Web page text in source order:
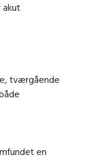
akut
tværgående
en